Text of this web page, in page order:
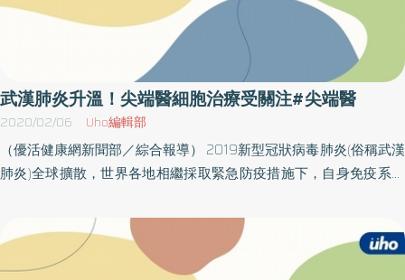
武漢肺炎升溫！尖端醫細胞治療受關注#尖端醫
2020/02/06 Uho編輯部
（優活健康網新聞部／綜合報導） 2019新型冠狀病毒肺炎(俗稱武漢
肺炎)全球擴散，世界各地相繼採取緊急防疫措施下，自身免疫系統
胞治療產業的尖端醫(4186)，因武漢肺炎疫情，免疫細胞應用詢問激
增，將陸續開發各式生長因子、營養品與保健品來調節免疫功能、
活化幹細胞、增加抗體，並以細胞治療技術為客戶實現預防、保存